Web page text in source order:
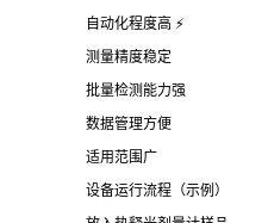
自动化程度高 ⚡
测量精度稳定
批量检测能力强
数据管理方便
适用范围广
设备运行流程（示例）